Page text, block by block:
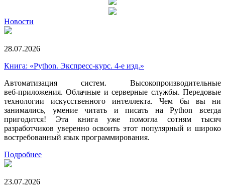
Новости
28.07.2026
Книга: «Python. Экспресс‑курс. 4-е изд.»
Автоматизация систем. Высокопроизводительные
веб‑приложения. Облачные и серверные службы. Передовые
технологии искусственного интеллекта. Чем бы вы ни
занимались, умение читать и писать на Python всегда
пригодится! Эта книга уже помогла сотням тысяч
разработчиков уверенно освоить этот популярный и широко
востребованный язык программирования.
Подробнее
23.07.2026